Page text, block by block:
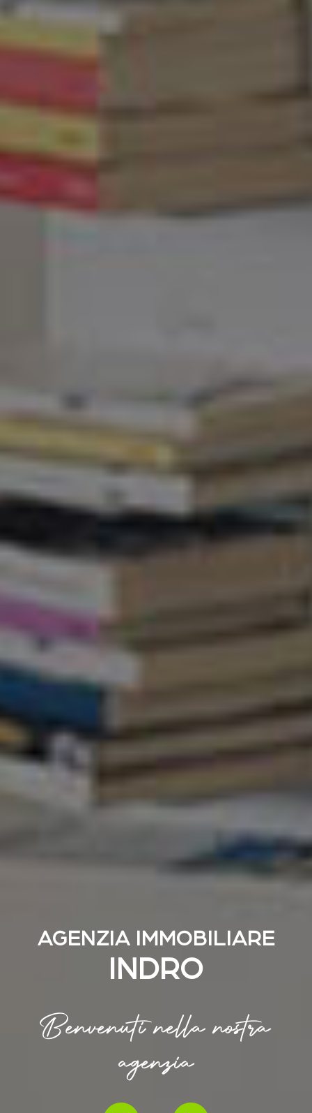
AGENZIA IMMOBILIARE
INDRO
Benvenuti nella nostra
agenzia